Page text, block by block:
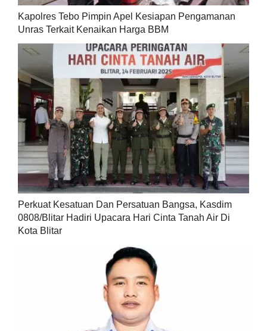
Kapolres Tebo Pimpin Apel Kesiapan Pengamanan
Unras Terkait Kenaikan Harga BBM
Perkuat Kesatuan Dan Persatuan Bangsa, Kasdim
0808/Blitar Hadiri Upacara Hari Cinta Tanah Air Di
Kota Blitar